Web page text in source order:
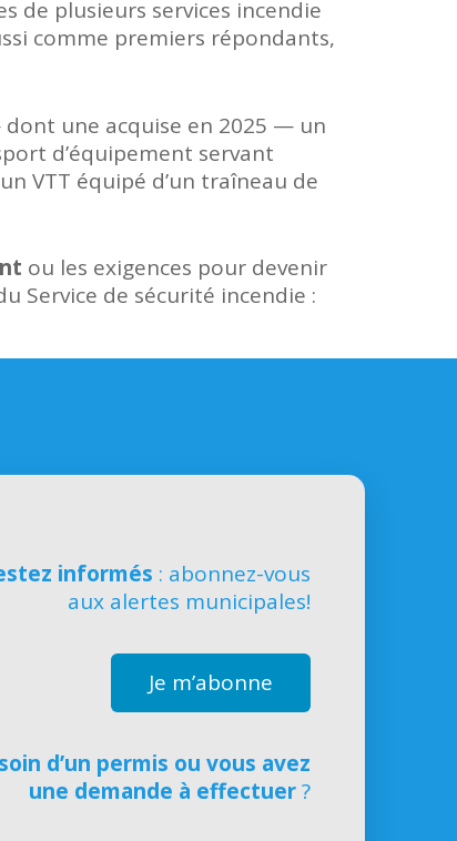
de plusieurs services incendie
comme premiers répondants,
une acquise en 2025 — un
d’équipement servant
VTT équipé d’un traîneau de
ou les exigences pour devenir
Service de sécurité incendie :
informés : abonnez-vous
aux alertes municipales!
Je m’abonne
d’un permis ou vous avez
une demande à effectuer?